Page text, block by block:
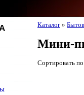
Каталог »
Мини-
Сортировать